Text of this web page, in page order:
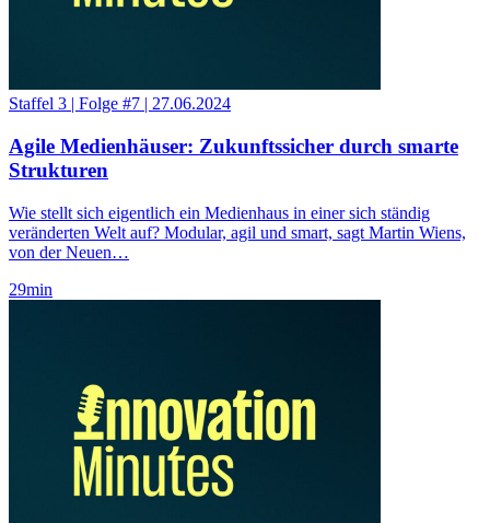
Staffel 3 | Folge #7 | 27.06.2024
Agile Medienhäuser: Zukunftssicher durch smarte
Strukturen
Wie stellt sich eigentlich ein Medienhaus in einer sich ständig
veränderten Welt auf? Modular, agil und smart, sagt Martin Wiens,
von der Neuen…
29min